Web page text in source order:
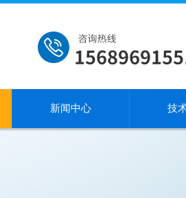
新闻中心 技